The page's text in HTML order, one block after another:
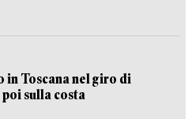
in Toscana nel giro di
poi sulla costa